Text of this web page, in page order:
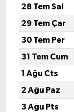
28 Tem Sal
29 Tem Çar
30 Tem Per
31 Tem Cum
1 Ağu Cts
2 Ağu Paz
3 Ağu Pts